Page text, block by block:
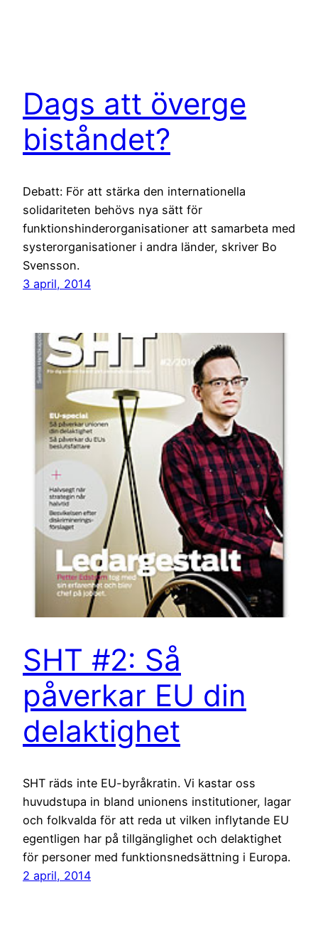
Dags att överge
biståndet?
Debatt: För att stärka den internationella
solidariteten behövs nya sätt för
funktionshinderorganisationer att samarbeta med
systerorganisationer i andra länder, skriver Bo
Svensson.
3 april, 2014
SHT #2: Så
påverkar EU din
delaktighet
SHT räds inte EU-byråkratin. Vi kastar oss
huvudstupa in bland unionens institutioner, lagar
och folkvalda för att reda ut vilken inflytande EU
egentligen har på tillgänglighet och delaktighet
för personer med funktionsnedsättning i Europa.
2 april, 2014